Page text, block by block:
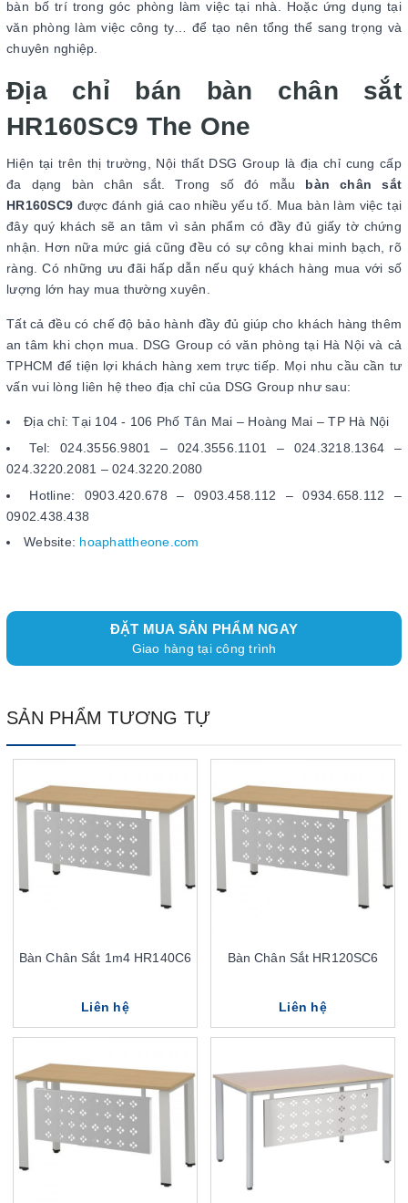
bàn bố trí trong góc phòng làm việc tại nhà. Hoặc ứng dụng tại
văn phòng làm việc công ty… để tạo nên tổng thể sang trọng và
chuyên nghiệp.
Địa chỉ bán bàn chân sắt
HR160SC9 The One
Hiện tại trên thị trường, Nội thất DSG Group là địa chỉ cung cấp
đa dạng bàn chân sắt. Trong số đó mẫu bàn chân sắt
HR160SC9 được đánh giá cao nhiều yếu tố. Mua bàn làm việc tại
đây quý khách sẽ an tâm vì sản phẩm có đầy đủ giấy tờ chứng
nhận. Hơn nữa mức giá cũng đều có sự công khai minh bạch, rõ
ràng. Có những ưu đãi hấp dẫn nếu quý khách hàng mua với số
lượng lớn hay mua thường xuyên.
Tất cả đều có chế độ bảo hành đầy đủ giúp cho khách hàng thêm
an tâm khi chọn mua. DSG Group có văn phòng tại Hà Nội và cả
TPHCM để tiện lợi khách hàng xem trực tiếp. Mọi nhu cầu cần tư
vấn vui lòng liên hệ theo địa chỉ của DSG Group như sau:
Địa chỉ: Tại 104 - 106 Phố Tân Mai – Hoàng Mai – TP Hà Nội
Tel: 024.3556.9801 – 024.3556.1101 – 024.3218.1364 –
024.3220.2081 – 024.3220.2080
Hotline: 0903.420.678 – 0903.458.112 – 0934.658.112 –
0902.438.438
Website: hoaphattheone.com
ĐẶT MUA SẢN PHẨM NGAY
Giao hàng tại công trình
SẢN PHẨM TƯƠNG TỰ
Bàn Chân Sắt 1m4 HR140C6
Liên hệ
Bàn Chân Sắt HR120SC6
Liên hệ